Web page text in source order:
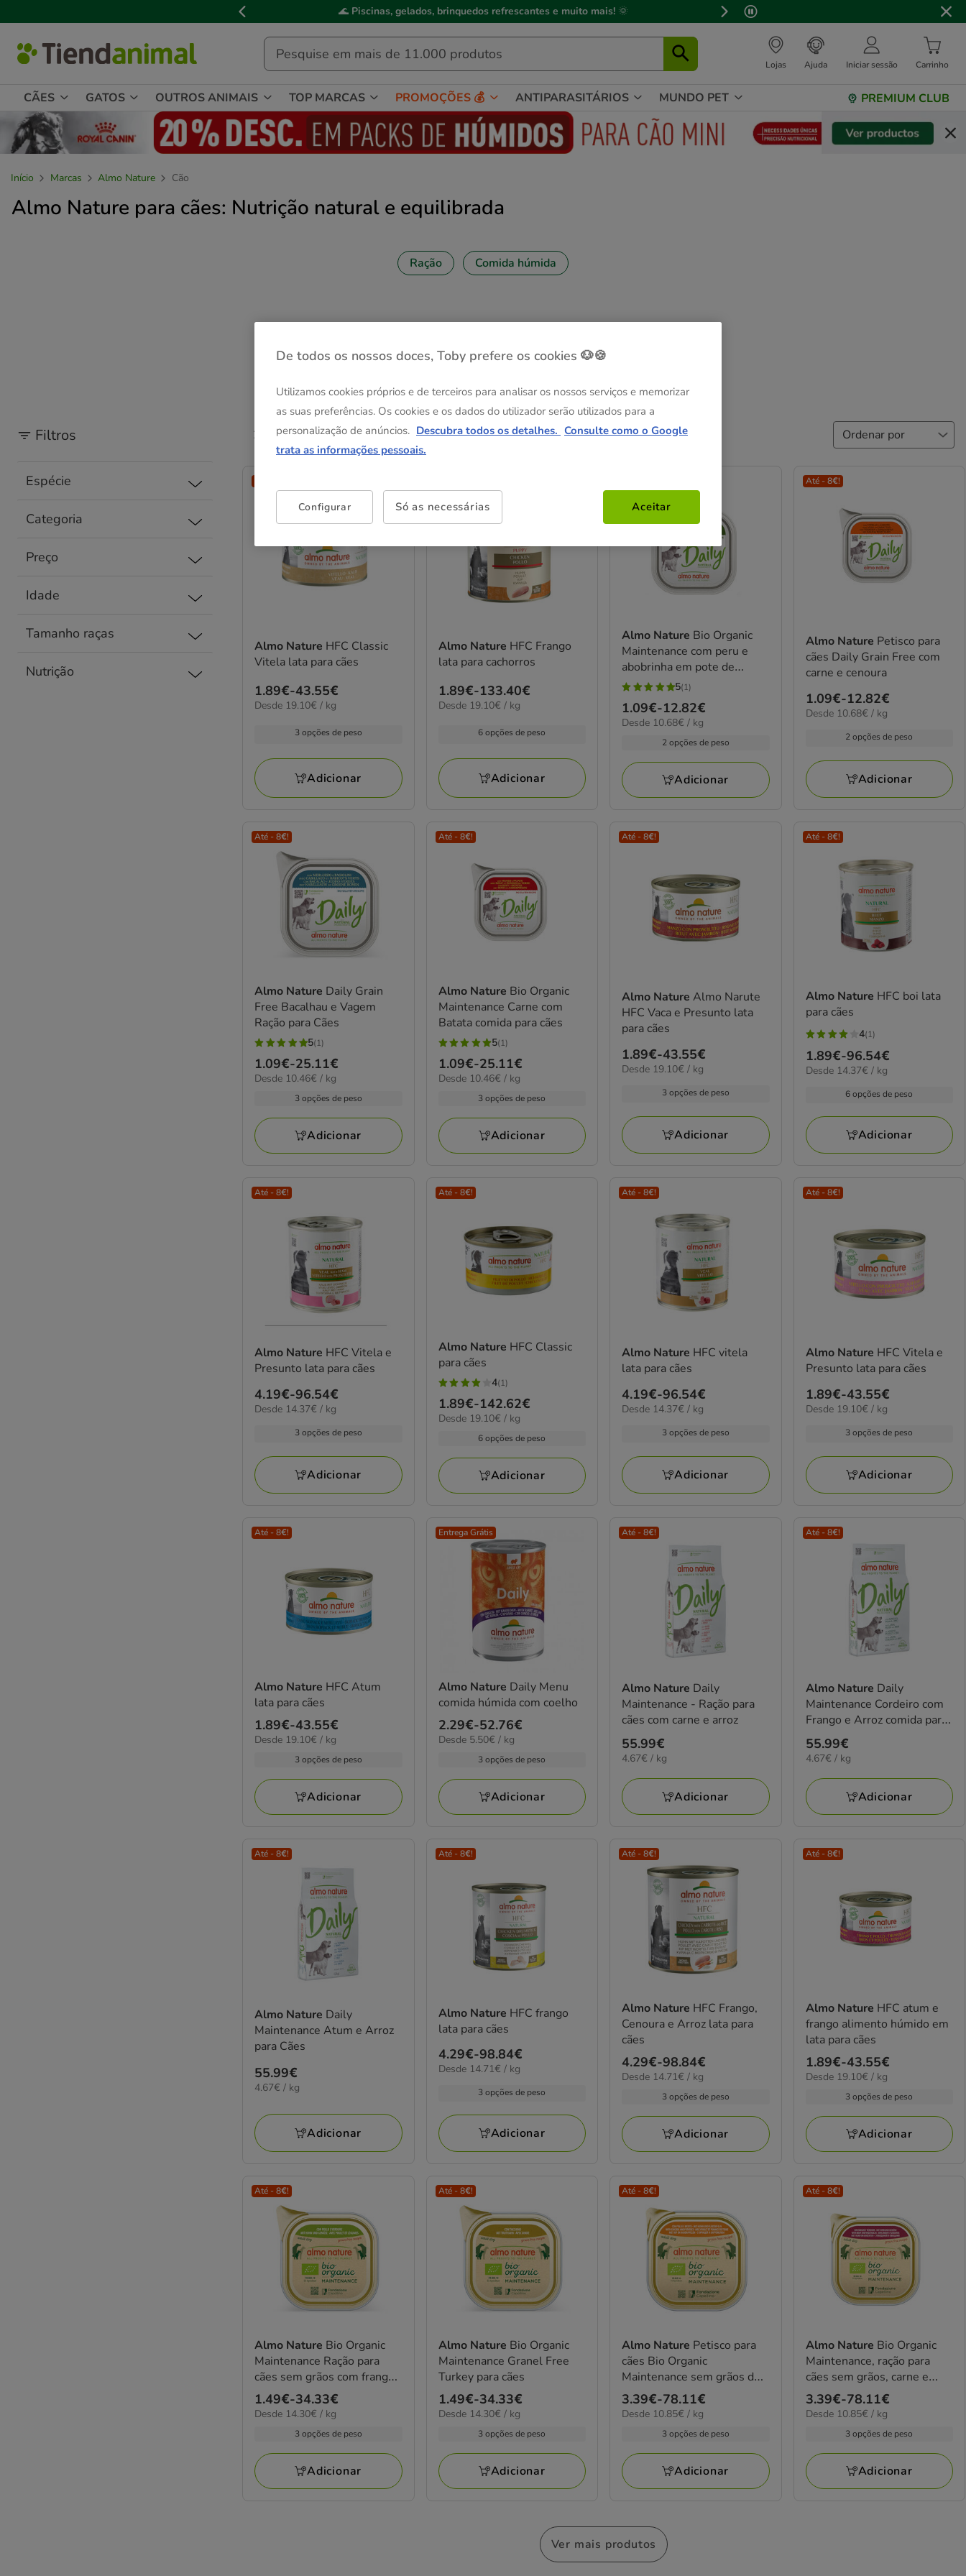
de
mensagem,
Click&Collect: compre online, recolha em2h, mediante disponibilidade de stock.
Lojas Ajuda Iniciar sessão Carrinho
CÃES GATOS OUTROS ANIMAIS TOP MARCAS PROMOÇÕES 💰 ANTIPARASITÁRIOS MUNDO PET PREMIUM CLUB
Início Marcas Almo Nature Cão
Almo Nature para cães: Nutrição natural e equilibrada
Ração Comida húmida
Filtros
Espécie
Categoria
Preço
Idade
Tamanho raças
Nutrição
28 Resultados
Almo Nature HFC Classic
Vitela lata para cães
Preço
de
43.55€
1.89€-43.55€
19.10€
Desde 19.10€ / kg
3 opções de peso
Adicionar
Almo Nature HFC Frango
lata para cachorros
Preço
de
133.40€
1.89€-133.40€
19.10€
Desde 19.10€ / kg
6 opções de peso
Adicionar
Almo Nature Bio Organic
Maintenance com peru e
abobrinha em pote de
comida para cães
5
estrelas
com
avaliações
5(1)
Preço
de
12.82€
1.09€-12.82€
10.68€
Desde 10.68€ / kg
2 opções de peso
Adicionar
Até - 8€!
Almo Nature Petisco para
cães Daily Grain Free com
carne e cenoura
Preço
de
12.82€
1.09€-12.82€
10.68€
Desde 10.68€ / kg
2 opções de peso
Adicionar
Até - 8€!
Almo Nature Daily Grain
Free Bacalhau e Vagem
Ração para Cães
5
estrelas
com
avaliações
5(1)
Preço
de
25.11€
1.09€-25.11€
10.46€
Desde 10.46€ / kg
3 opções de peso
Adicionar
Até - 8€!
Almo Nature Bio Organic
Maintenance Carne com
Batata comida para cães
5
estrelas
com
avaliações
5(1)
Preço
de
25.11€
1.09€-25.11€
10.46€
Desde 10.46€ / kg
3 opções de peso
Adicionar
Até - 8€!
Almo Nature Almo Narute
HFC Vaca e Presunto lata
para cães
Preço
de
43.55€
1.89€-43.55€
19.10€
Desde 19.10€ / kg
3 opções de peso
Adicionar
Até - 8€!
Almo Nature HFC boi lata
para cães
4
estrelas
com
4(1)
Preço
de
96.54€
1.89€-96.54€
14.37€
Desde 14.37€ / kg
6 opções de peso
Adicionar
Até - 8€!
Almo Nature HFC Vitela e
Presunto lata para cães
Preço
de
96.54€
4.19€-96.54€
14.37€
Desde 14.37€ / kg
3 opções de peso
Adicionar
Até - 8€!
Almo Nature HFC Classic
para cães
4
estrelas
com
avaliações
4(1)
Preço
de
142.62€
1.89€-142.62€
19.10€
Desde 19.10€ / kg
6 opções de peso
Adicionar
Até - 8€!
Almo Nature HFC vitela
lata para cães
Preço
de
96.54€
4.19€-96.54€
14.37€
Desde 14.37€ / kg
3 opções de peso
Adicionar
Até - 8€!
Almo Nature HFC Vitela e
Presunto lata para cães
Preço
de
43.55€
1.89€-43.55€
19.10€
Desde 19.10€ / kg
3 opções de peso
Adicionar
Até - 8€!
Almo Nature HFC Atum
lata para cães
Preço
de
43.55€
1.89€-43.55€
19.10€
Desde 19.10€ / kg
3 opções de peso
Adicionar
Entrega Grátis
Almo Nature Daily Menu
comida húmida com coelho
Preço
de
52.76€
2.29€-52.76€
5.50€
Desde 5.50€ / kg
3 opções de peso
Adicionar
Até - 8€!
Almo Nature Daily
Maintenance - Ração para
cães com carne e arroz
Preço
55.99€
55.99€
4.67€
KG
4.67€ / kg
Adicionar
Até - 8€!
Almo Nature Daily
Maintenance Cordeiro com
Frango e Arroz comida para
cães
Preço
55.99€
55.99€
4.67€
KG
4.67€ / kg
Adicionar
Até - 8€!
Almo Nature Daily
Maintenance Atum e Arroz
para Cães
Preço
55.99€
55.99€
4.67€
KG
4.67€ / kg
Adicionar
Até - 8€!
Almo Nature HFC frango
lata para cães
Preço
de
98.84€
4.29€-98.84€
14.71€
Desde 14.71€ / kg
3 opções de peso
Adicionar
Até - 8€!
Almo Nature HFC Frango,
Cenoura e Arroz lata para
cães
Preço
de
98.84€
4.29€-98.84€
14.71€
Desde 14.71€ / kg
3 opções de peso
Adicionar
Até - 8€!
Almo Nature HFC atum e
frango alimento húmido em
lata para cães
Preço
de
43.55€
1.89€-43.55€
19.10€
Desde 19.10€ / kg
3 opções de peso
Adicionar
Até - 8€!
Almo Nature Bio Organic
Maintenance Ração para
cães sem grãos com frango
e vegetais
Preço
de
34.33€
1.49€-34.33€
14.30€
Desde 14.30€ / kg
3 opções de peso
Adicionar
Até - 8€!
Almo Nature Bio Organic
Maintenance Granel Free
Turkey para cães
Preço
de
34.33€
1.49€-34.33€
14.30€
Desde 14.30€ / kg
3 opções de peso
Adicionar
Até - 8€!
Almo Nature Petisco para
cães Bio Organic
Maintenance sem grãos de
frango com batatas
Preço
de
78.11€
3.39€-78.11€
10.85€
Desde 10.85€ / kg
3 opções de peso
Adicionar
Até - 8€!
Almo Nature Bio Organic
Maintenance, ração para
cães sem grãos, carne e
vegetais
Preço
de
78.11€
3.39€-78.11€
10.85€
Desde 10.85€ / kg
3 opções de peso
Adicionar
Ver mais produtos
De todos os nossos doces, Toby prefere os cookies 🐶🍪
Utilizamos cookies próprios e de terceiros para analisar os nossos serviços e memorizar
as suas preferências. Os cookies e os dados do utilizador serão utilizados para a
personalização de anúncios. Descubra todos os detalhes. Consulte como o Google
trata as informações pessoais.
Configurar Só as necessárias Aceitar